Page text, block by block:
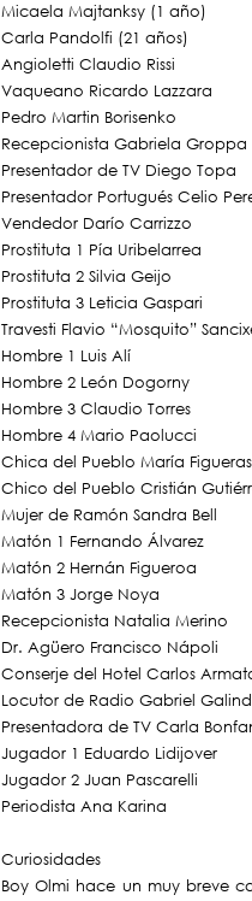
Micaela Majtanksy (1 año)
Carla Pandolfi (21 años)
Angioletti Claudio Rissi
Vaqueano Ricardo Lazzara
Pedro Martin Borisenko
Recepcionista Gabriela Groppa
Presentador de TV Diego Topa
Presentador Portugués Celio
Vendedor Darío Carrizzo
Prostituta 1 Pía Uribelarrea
Prostituta 2 Silvia Geijo
Prostituta 3 Leticia Gaspari
Travesti Flavio “Mosquito”
Hombre 1 Luis Alí
Hombre 2 León Dogorny
Hombre 3 Claudio Torres
Hombre 4 Mario Paolucci
Chica del Pueblo María Figueras
Chico del Pueblo Cristián
Mujer de Ramón Sandra Bell
Matón 1 Fernando Álvarez
Matón 2 Hernán Figueroa
Matón 3 Jorge Noya
Recepcionista Natalia Merino
Dr. Agüero Francisco Nápoli
Conserje del Hotel Carlos
Locutor de Radio Gabriel
Presentadora de TV Carla
Jugador 1 Eduardo Lidijover
Jugador 2 Juan Pascarelli
Periodista Ana Karina
Curiosidades
Boy Olmi hace un muy breve